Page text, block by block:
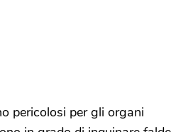
pericolosi per gli organi